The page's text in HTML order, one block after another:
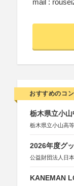
mail :
おすすめのコ
栃木県立小
栃木県立小山高
2026年度グ
公益財団法人日
KANEMAN